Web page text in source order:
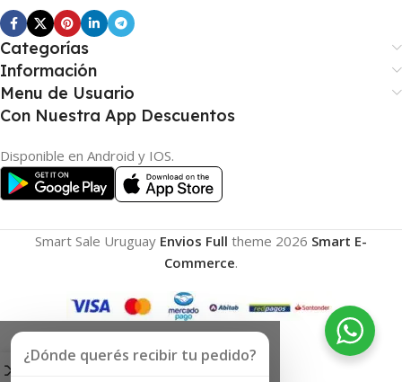
Categorías
Información
Menu de Usuario
Con Nuestra App Descuentos
Disponible en Android y IOS.
Smart Sale Uruguay Envios Full theme 2026 Smart E-
Commerce.
¿Dónde querés recibir tu pedido?